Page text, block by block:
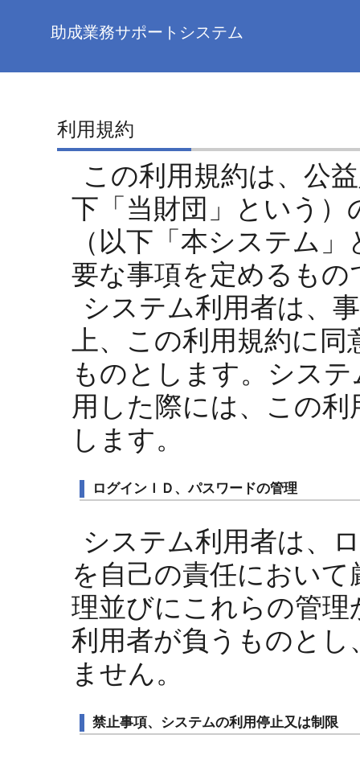
助成業務サポートシステム
利用規約
この利用規約は、公
下「当財団」という
（以下「本システム
要な事項を定めるもの
システム利用者は、
上、この利用規約に
ものとします。シス
用した際には、この
します。
ログインＩＤ、パスワードの管理
システム利用者は、
を自己の責任におい
理並びにこれらの管
利用者が負うものと
ません。
禁止事項、システムの利用停止又は制限